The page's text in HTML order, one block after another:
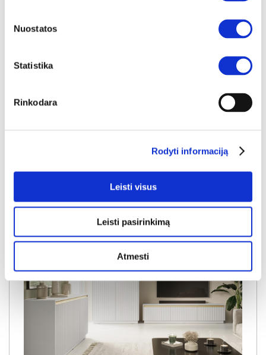
Nuostatos
Statistika
Rinkodara
Rodyti informaciją
Leisti visus
Leisti pasirinkimą
Atmesti
CHIKUMA svetainės baldai
RODYTI PRODUKTUS